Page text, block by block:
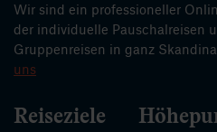
Wir sind ein professioneller
der individuelle Pauschalreisen
Gruppenreisen in ganz
uns
Reiseziele